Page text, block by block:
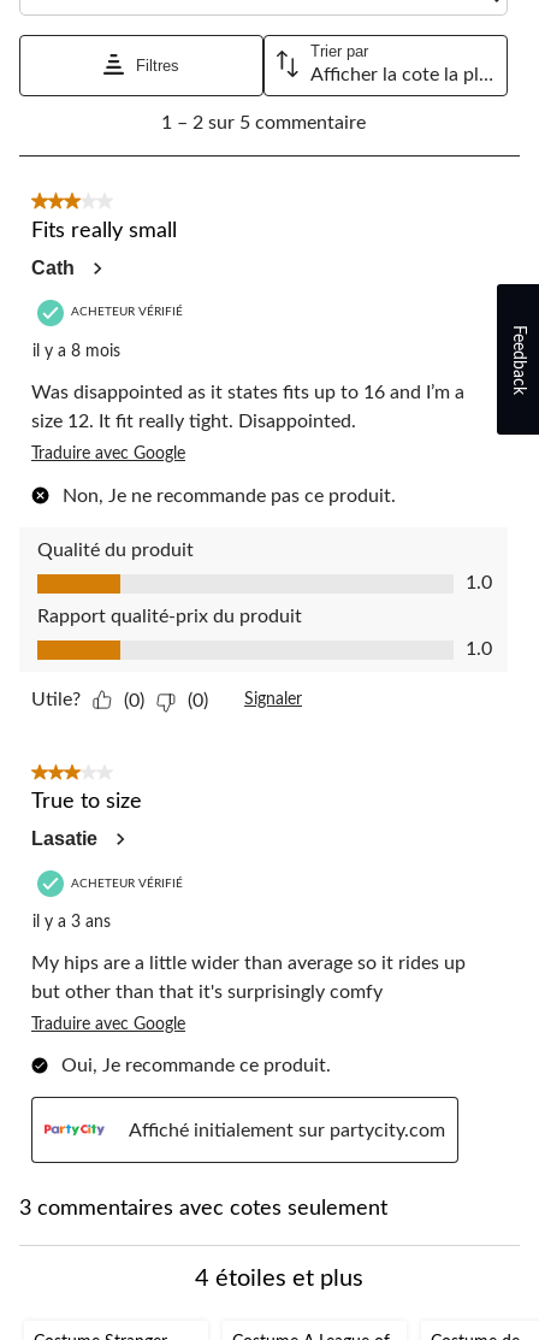
ouvrira
le
formulaire
ouvrira
le
formulaire
ouvrira
le
formulaire
ouvrira
le
formulaire
de
ouvrira
le
formulaire
de
Filtres
Trier par
Afficher la cote la plus élevée à la plus faible
2
commentaire.
1 – 2 sur 5 commentaire
3 étoile(s) sur 5.
Fits really small
Cath
ACHETEUR VÉRIFIÉ
il y a 8 mois
Was disappointed as it states fits up to 16 and I’m a
size 12. It fit really tight. Disappointed.
Traduire avec Google
Non, Je ne recommande pas ce produit.
Qualité du produit
Qualité du produit, 1.0 sur 5
1.0
Rapport qualité-prix du produit
Rapport qualité-prix du produit, 1.0 sur 5
1.0
Utile? (0) (0) Signaler
3 étoile(s) sur 5.
True to size
Lasatie
ACHETEUR VÉRIFIÉ
il y a 3 ans
My hips are a little wider than average so it rides up
but other than that it's surprisingly comfy
Traduire avec Google
Oui, Je recommande ce produit.
Affiché initialement sur partycity.com
3 commentaires avec cotes seulement
4 étoiles et plus
Feedback